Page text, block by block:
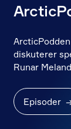
diskuterer
Runar
Episoder